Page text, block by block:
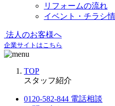
リフォームの流れ
イベント・チラシ
法人のお客様へ
企業サイトはこちら
TOP
スタッフ紹介
0120-582-844 電話相談